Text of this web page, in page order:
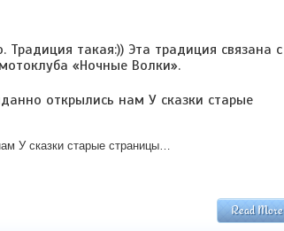
такая:)) Эта традиция связана с
«Ночные Волки».
У сказки старые страницы…
Read More